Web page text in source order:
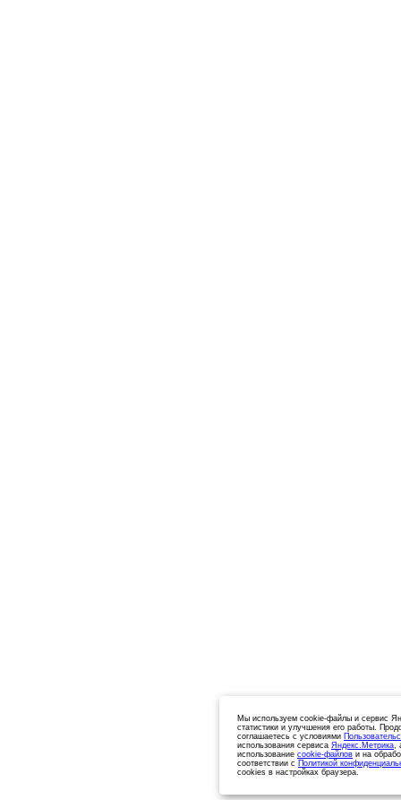
Мы используем cookie-файлы и сервис
статистики и улучшения его работы.
соглашаетесь с условиями
использования сервиса Яндекс.Метрика,
использование cookie-файлов и на
соответствии с Политикой
cookies в настройках браузера.